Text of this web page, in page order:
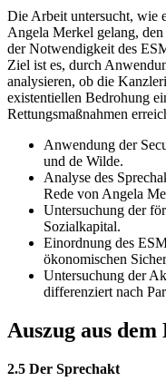
Die Arbeit untersucht, wie
Angela Merkel gelang,
der Notwendigkeit des
Ziel ist es, durch
analysieren, ob die
existentiellen Bedrohung
Rettungsmaßnahmen
Anwendung der
und de Wilde.
Analyse des
Rede von Angela
Untersuchung der
Sozialkapital.
Einordnung des
ökonomischen
Untersuchung der
differenziert nach
Auszug aus dem
2.5 Der Sprechakt